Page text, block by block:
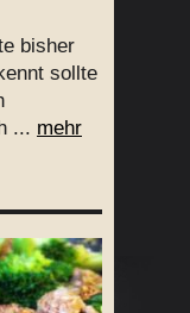
bisher
sollte
... mehr